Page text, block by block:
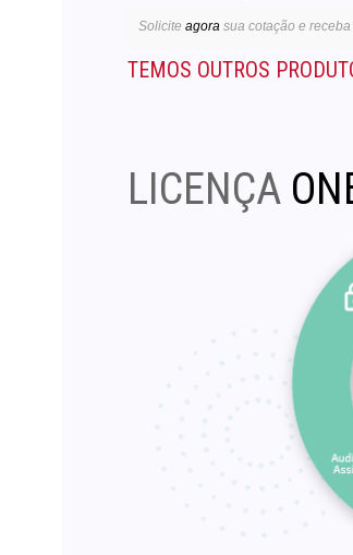
Solicite agora sua cotação e
TEMOS OUTROS
LICENÇA